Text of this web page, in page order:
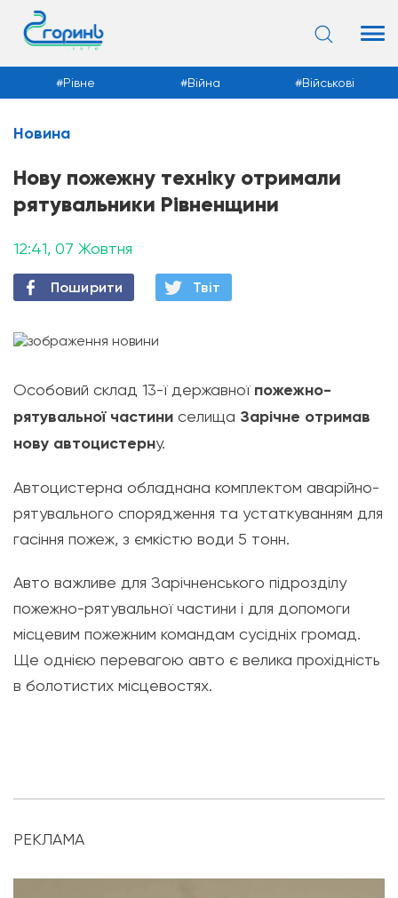
Новини
Рівне Війна Військові
Новина
Нову пожежну техніку отримали
рятувальники Рівненщини
12:41, 07 Жовтня
Поширити Твiт
Особовий склад 13-ї державної пожежно-
рятувальної частини селища Зарічне отримав
нову автоцистерну.
Автоцистерна обладнана комплектом аварійно-
рятувального спорядження та устаткуванням для
гасіння пожеж, з ємкістю води 5 тонн.
Авто важливе для Зарічненського підрозділу
пожежно-рятувальної частини і для допомоги
місцевим пожежним командам сусідніх громад.
Ще однією перевагою авто є велика прохідність
в болотистих місцевостях.
РЕКЛАМА